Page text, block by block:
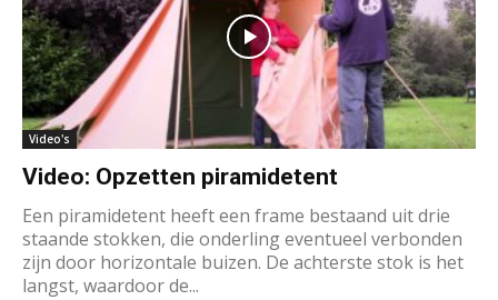
Video's
Video: Opzetten piramidetent
Een piramidetent heeft een frame bestaand uit drie
staande stokken, die onderling eventueel verbonden
zijn door horizontale buizen. De achterste stok is het
langst, waardoor de...